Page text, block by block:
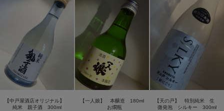
【中戸屋酒店オリジナル】
純米 親子酒 300ml
【一人娘】 本醸造 180ml
お燗瓶
【天の戸】 特別純米 生
微発泡 シルキー 300ml